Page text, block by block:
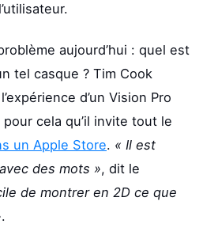
aujourd’hui : quel est
tel casque ? Tim Cook
d’un Vision Pro
pour cela qu’il invite tout le
un Apple Store. « Il est
des mots », dit le
de montrer en 2D ce que
.